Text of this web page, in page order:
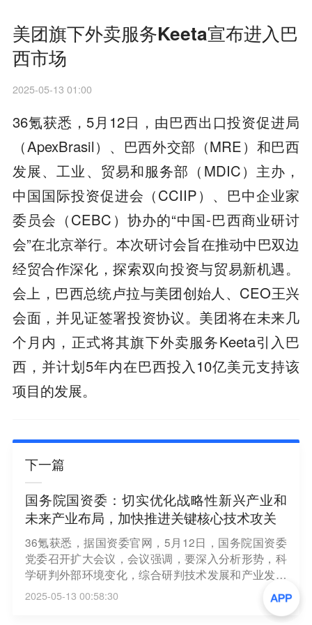
美团旗下外卖服务Keeta宣布进入巴
西市场
2025-05-13 01:00
36氪获悉，5月12日，由巴西出口投资促进局
（ApexBrasil）、巴西外交部（MRE）和巴西
发展、工业、贸易和服务部（MDIC）主办，
中国国际投资促进会（CCIIP）、巴中企业家
委员会（CEBC）协办的“中国-巴西商业研讨
会”在北京举行。本次研讨会旨在推动中巴双边
经贸合作深化，探索双向投资与贸易新机遇。
会上，巴西总统卢拉与美团创始人、CEO王兴
会面，并见证签署投资协议。美团将在未来几
个月内，正式将其旗下外卖服务Keeta引入巴
西，并计划5年内在巴西投入10亿美元支持该
项目的发展。
下一篇
国务院国资委：切实优化战略性新兴产业和
未来产业布局，加快推进关键核心技术攻关
36氪获悉，据国资委官网，5月12日，国务院国资委
党委召开扩大会议，会议强调，要深入分析形势，科
学研判外部环境变化，综合研判技术发展和产业发展
趋势，谋划好国资央企发展改革监管党建等方面思路
举措，增强工作的预见性、前瞻性和针对性。要科学
2025-05-13 00:58:30